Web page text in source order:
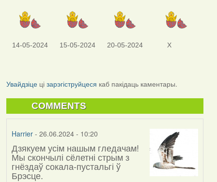
14-05-2024 15-05-2024 20-05-2024 X
Увайдзіцеці зарэгіструйцеся каб пакідаць каментары.
COMMENTS
Harrier- 26.06.2024 - 10:20
Дзякуем усім нашым гледачам!
Мы скончылі сёлетні стрым з
гнёздаў сокала-пустальгі ў
Брэсце.